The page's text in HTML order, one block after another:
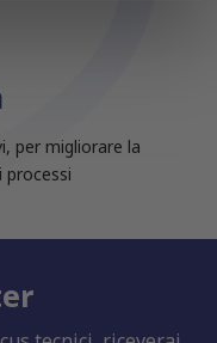
nostro sito con i
dei dati web,
loro o che hanno
per migliorare la
processi